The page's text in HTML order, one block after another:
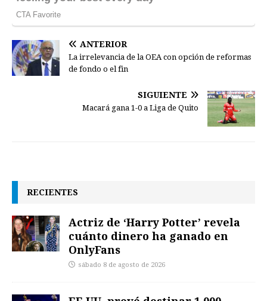
ANTERIOR
La irrelevancia de la OEA con opción de reformas
de fondo o el fin
SIGUIENTE
Macará gana 1-0 a Liga de Quito
RECIENTES
Actriz de ‘Harry Potter’ revela
cuánto dinero ha ganado en
OnlyFans
sábado 8 de agosto de 2026